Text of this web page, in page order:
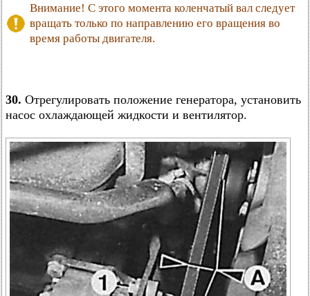
Внимание! С этого момента коленчатый вал следует
вращать только по направлению его вращения во
время работы двигателя.
30. Отрегулировать положение генератора, установить
насос охлаждающей жидкости и вентилятор.